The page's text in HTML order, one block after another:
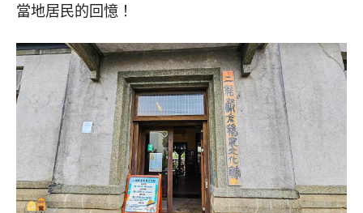
當地居民的回憶！